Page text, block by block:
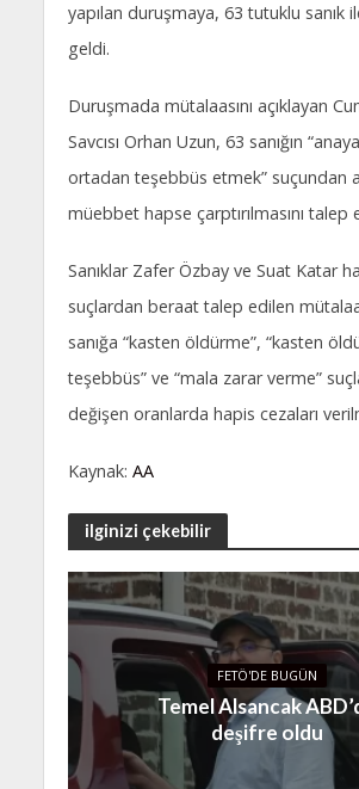
yapılan duruşmaya, 63 tutuklu sanık
geldi.
Duruşmada mütalaasını açıklayan
Savcısı Orhan Uzun, 63 sanığın
ortadan teşebbüs etmek” suçundan
müebbet hapse çarptırılmasını talep
Sanıklar Zafer Özbay ve Suat Katar
suçlardan beraat talep edilen
sanığa “kasten öldürme”, “kasten
teşebbüs” ve “mala zarar verme”
değişen oranlarda hapis cezaları
Kaynak: AA
ilginizi çekebilir
FETÖ'DE BUGÜN
Temel Alsancak
deşifre oldu